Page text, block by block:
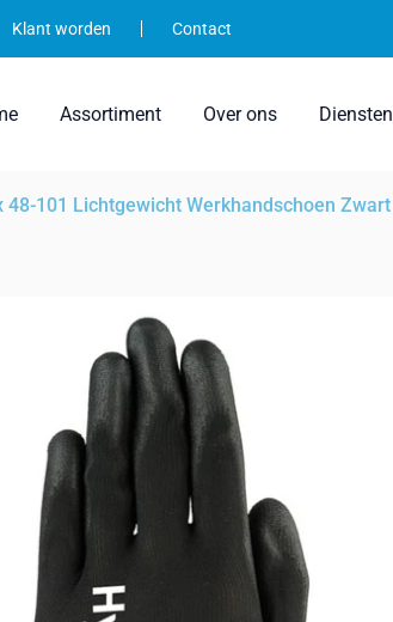
Klant worden Contact
Assortiment Over ons Diensten
48-101 Lichtgewicht Werkhandschoen Zwart